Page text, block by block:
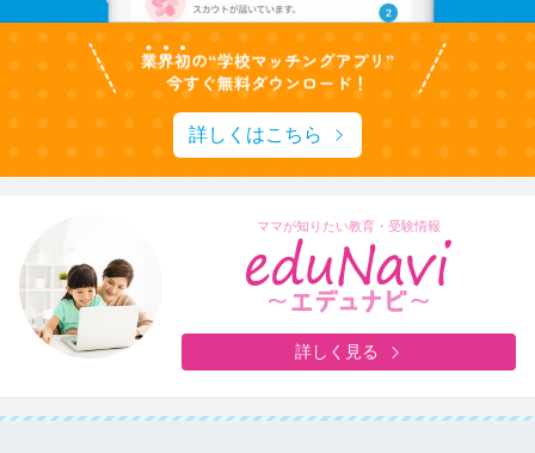
詳しくはこちら
ママが知りたい教育・受験情報
詳しく見る